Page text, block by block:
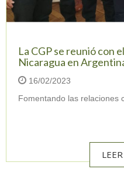
La CGP se reunió con
Nicaragua en
16/02/2023
Fomentando las relaciones